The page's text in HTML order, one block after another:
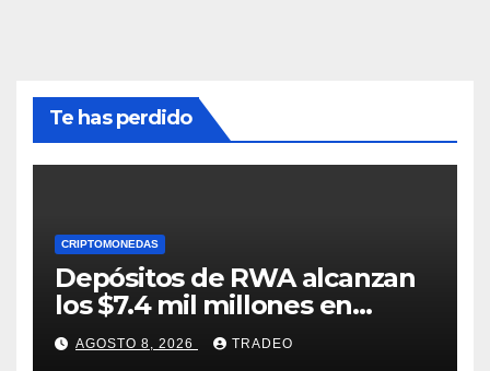
Te has perdido
CRIPTOMONEDAS
Depósitos de RWA alcanzan
los $7.4 mil millones en
medio de la caída de DeFi
AGOSTO 8, 2026 TRADEO